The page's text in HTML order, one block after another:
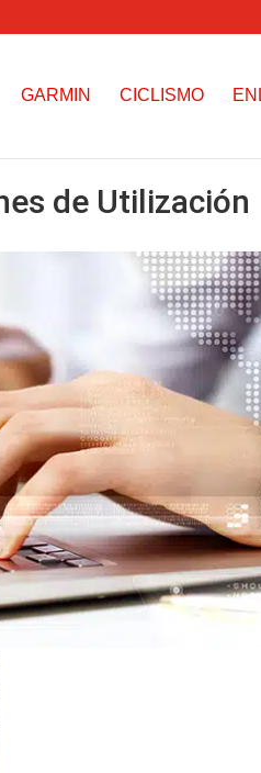
GARMIN CICLISMO
de Utilización